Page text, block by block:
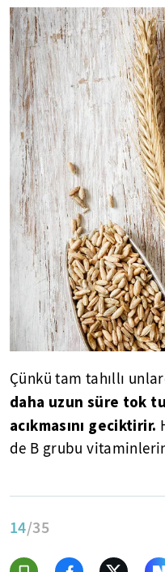
Çünkü tam tahıllı
daha uzun süre tok
acıkmasını geciktirir.
de B grubu
14/35